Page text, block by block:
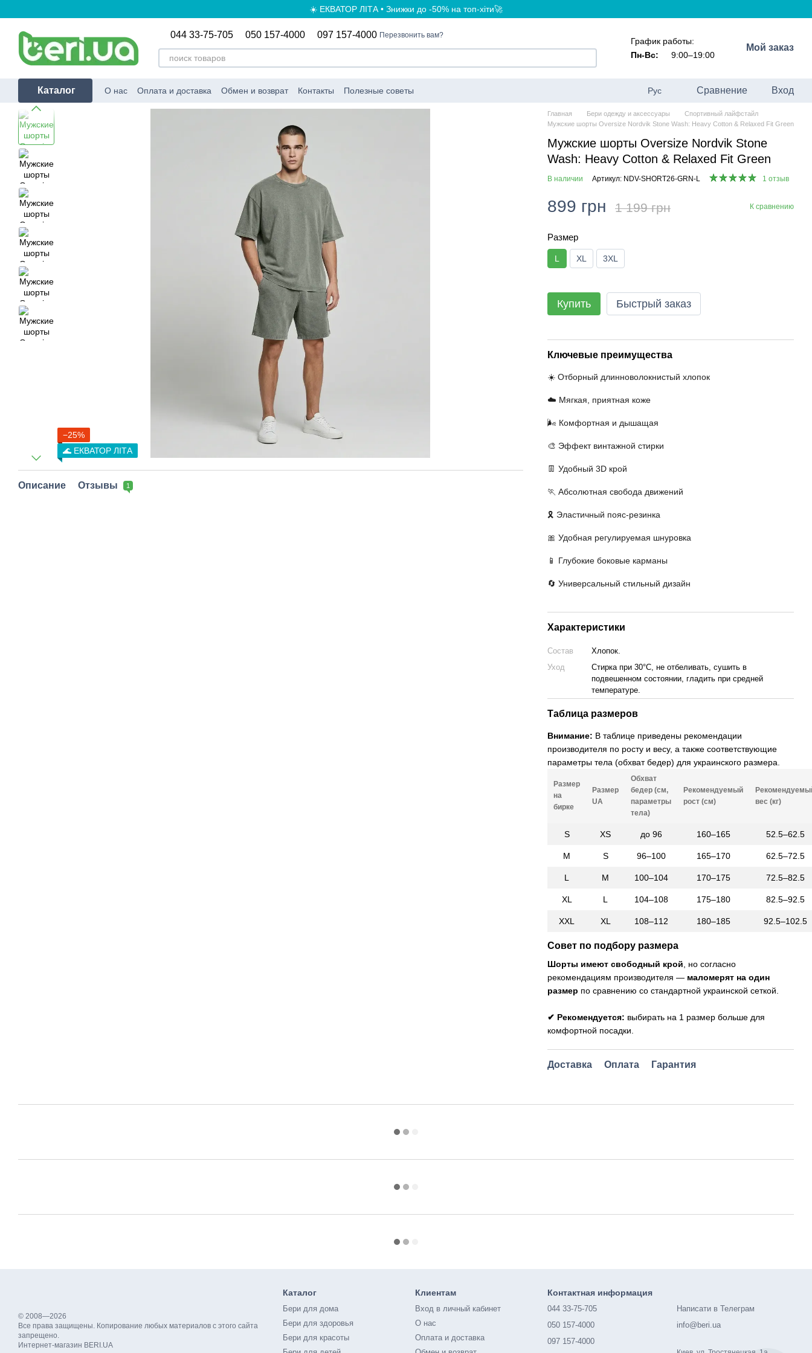
☀️ ЕКВАТОР ЛІТА • Знижки до -50% на топ-хіти🚀
044 33-75-705 050 157-4000 097 157-4000 Перезвонить вам?
График работы:
Пн-Вс:
9:00–19:00
Мой заказ
Каталог О нас Оплата и доставка Обмен и возврат Контакты Полезные советы Рус Сравнение Вход
−25%
🌊 ЕКВАТОР ЛІТА
Описание Отзывы 1
Главная Бери одежду и аксессуары
Спортивный лайфстайл
Мужские шорты Oversize Nordvik Stone Wash: Heavy Cotton & Relaxed Fit Green
Мужские шорты Oversize Nordvik Stone
Wash: Heavy Cotton & Relaxed Fit Green
В наличии Артикул: NDV-SHORT26-GRN-L 1 отзыв
899 грн 1 199 грн К сравнению
Размер
L XL 3XL
Купить Быстрый заказ
Ключевые преимущества
☀️ Отборный длинноволокнистый хлопок
☁️ Мягкая, приятная коже
🌬️ Комфортная и дышащая
🎨 Эффект винтажной стирки
👖 Удобный 3D крой
🏃 Абсолютная свобода движений
🎗️ Эластичный пояс-резинка
🎀 Удобная регулируемая шнуровка
📱 Глубокие боковые карманы
🔄 Универсальный стильный дизайн
Характеристики
Состав
Хлопок.
Уход
Стирка при 30°C, не отбеливать, сушить в
подвешенном состоянии, гладить при средней
температуре.
Таблица размеров
Внимание: В таблице приведены рекомендации
производителя по росту и весу, а также соответствующие
параметры тела (обхват бедер) для украинского размера.
Размер
на
бирке
Размер
UA
Обхват
бедер (см,
параметры
тела)
Рекомендуемый
рост (см)
вес (кг)
S XS до 96 160–165 52.5–62.5
M S 96–100 165–170 62.5–72.5
L M 100–104 170–175 72.5–82.5
XL L 104–108 175–180 82.5–92.5
XXL XL 108–112 180–185 92.5–102.5
Совет по подбору размера
Шорты имеют свободный крой , но согласно
рекомендациям производителя — маломерят на один
размер по сравнению со стандартной украинской сеткой.
✔ Рекомендуется: выбирать на 1 размер больше для
комфортной посадки.
Доставка Оплата Гарантия
© 2008—2026
Все права защищены. Копирование любых материалов с этого сайта
запрещено.
Интернет-магазин BERI.UA
Каталог
Бери для дома
Бери для здоровья
Бери для красоты
Клиентам
Вход в личный кабинет
О нас
Оплата и доставка
Контактная информация
044 33-75-705
050 157-4000
097 157-4000
Написати в Телеграм
info@beri.ua